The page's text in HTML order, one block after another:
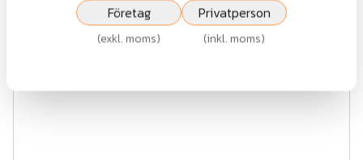
Företag
(exkl. moms)
Privatperson
(inkl. moms)